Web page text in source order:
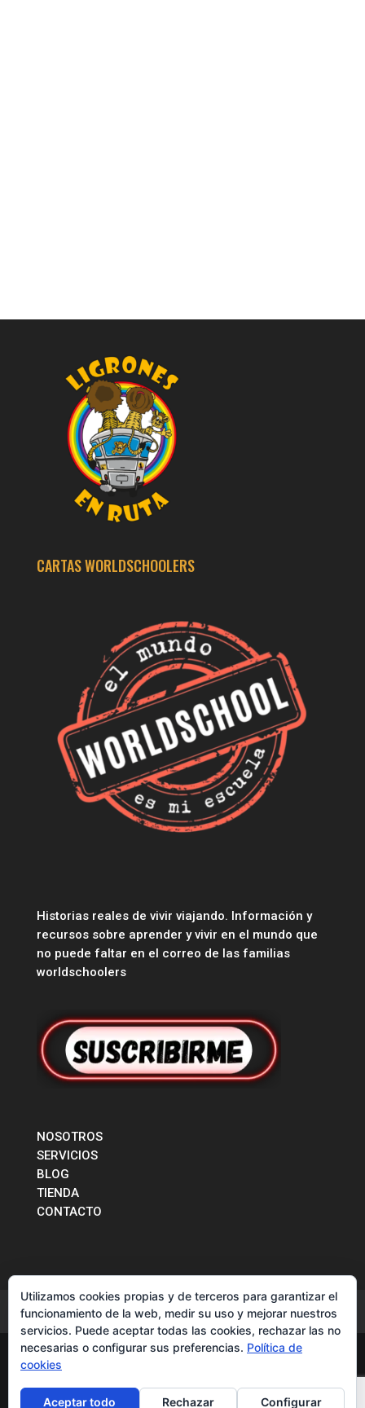
CARTAS WORLDSCHOOLERS
Historias reales de vivir viajando. Información y
recursos sobre aprender y vivir en el mundo que
no puede faltar en el correo de las familias
worldschoolers
NOSOTROS
SERVICIOS
BLOG
TIENDA
CONTACTO
CONTACTO
creado porCarla Martínez/ Política de Privacidad
Utilizamos cookies propias y de terceros para garantizar el
funcionamiento de la web, medir su uso y mejorar nuestros
servicios. Puede aceptar todas las cookies, rechazar las no
necesarias o configurar sus preferencias. Política de
cookies
Aceptar todo Rechazar Configurar